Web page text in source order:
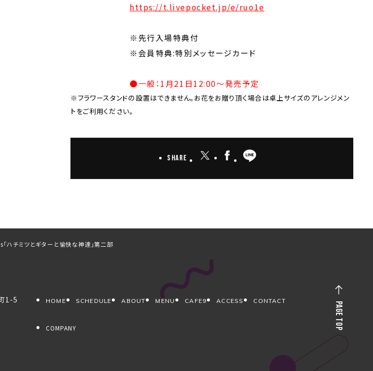
https://t.livepocket.jp/e/ruo1e
※先行入場特典付
※会員特典:特別メッセージカード
●一般：1月21日12:00〜発売予定
※フラワースタンドの設置はできません。お花をお贈り頂く場合は卓上サイズのアレンジメン
トをご利用ください。
Share
「ハチミツとギターと愉快な神達」第二部
1-5
HOME SCHEDULE ABOUT MENU CAFE9 ACCESS CONTACT
COMPANY PAGE TOP